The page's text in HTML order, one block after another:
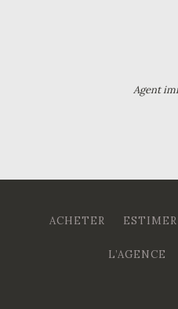
Agent
ACHETER ESTIMER
L’AGENCE